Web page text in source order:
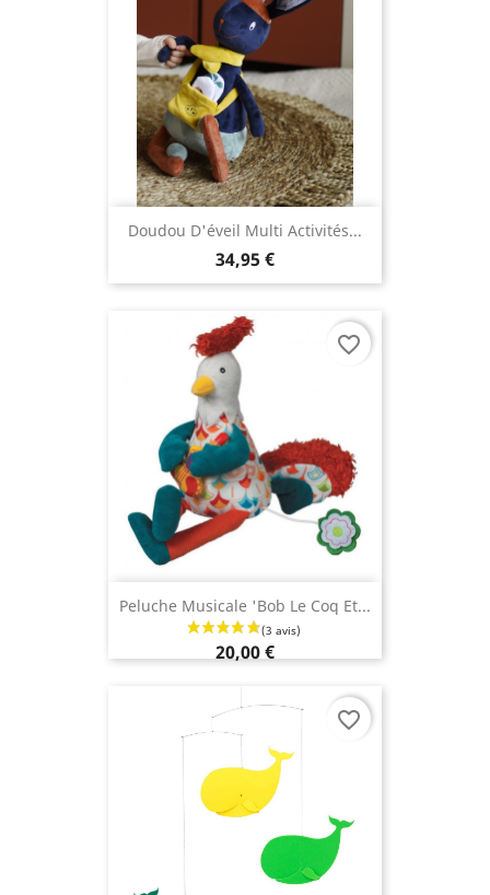
Doudou D'éveil Multi Activités...
34,95 €
Peluche Musicale 'Bob Le Coq Et...
20,00 €
favorite_border
favorite_border